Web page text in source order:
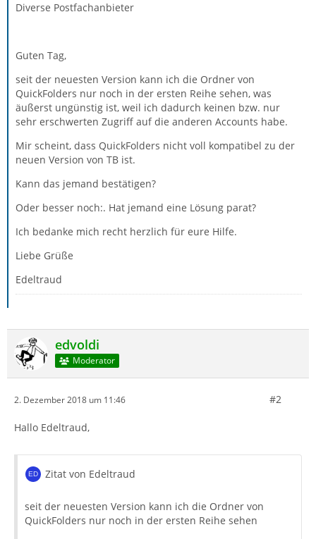
Diverse Postfachanbieter
Guten Tag,
seit der neuesten Version kann ich die Ordner von
QuickFolders nur noch in der ersten Reihe sehen, was
äußerst ungünstig ist, weil ich dadurch keinen bzw. nur
sehr erschwerten Zugriff auf die anderen Accounts habe.
Mir scheint, dass QuickFolders nicht voll kompatibel zu der
neuen Version von TB ist.
Kann das jemand bestätigen?
Oder besser noch:. Hat jemand eine Lösung parat?
Ich bedanke mich recht herzlich für eure Hilfe.
Liebe Grüße
Edeltraud
edvoldi
Moderator
2. Dezember 2018 um 11:46 #2
Hallo Edeltraud,
Zitat von Edeltraud
seit der neuesten Version kann ich die Ordner von
QuickFolders nur noch in der ersten Reihe sehen